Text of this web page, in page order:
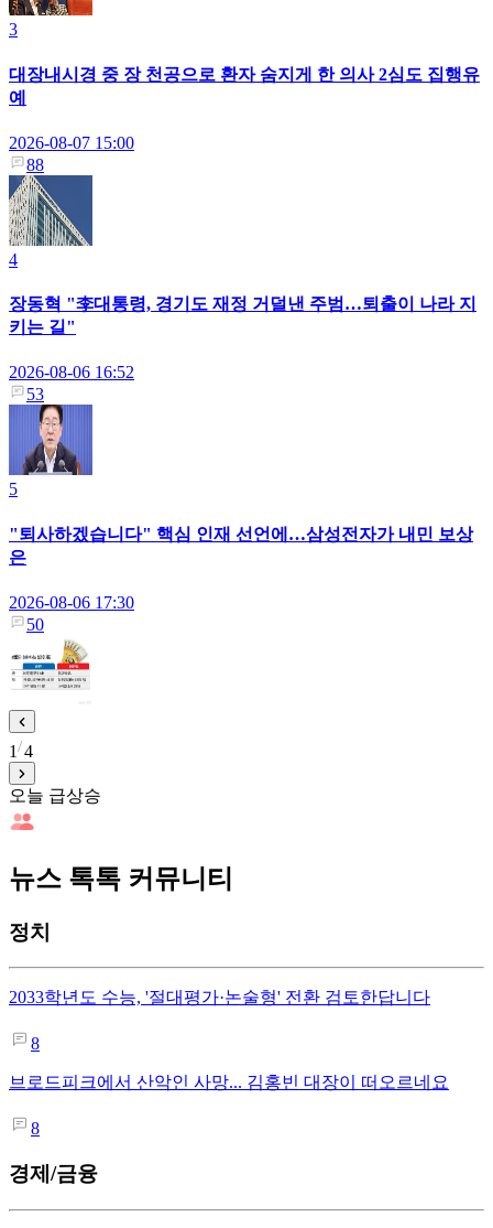
3
대장내시경 중 장 천공으로 환자 숨지게 한 의사 2심도 집행유
예
2026-08-07 15:00
88
4
장동혁 "李대통령, 경기도 재정 거덜낸 주범…퇴출이 나라 지
키는 길"
2026-08-06 16:52
53
5
"퇴사하겠습니다" 핵심 인재 선언에…삼성전자가 내민 보상
은
2026-08-06 17:30
50
1 4
오늘 급상승
뉴스 톡톡 커뮤니티
정치
2033학년도 수능, '절대평가·논술형' 전환 검토한답니다
8
브로드피크에서 산악인 사망... 김홍빈 대장이 떠오르네요
8
경제/금융